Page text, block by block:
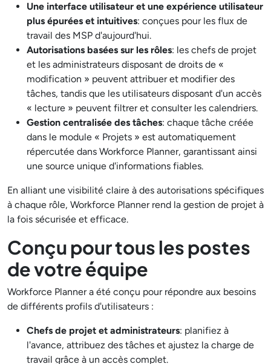
Une interface utilisateur et une expérience utilisateur
plus épurées et intuitives: conçues pour les flux de
travail des MSP d'aujourd'hui.
Autorisations basées sur les rôles: les chefs de projet
et les administrateurs disposant de droits de «
modification » peuvent attribuer et modifier des
tâches, tandis que les utilisateurs disposant d'un accès
« lecture » peuvent filtrer et consulter les calendriers.
Gestion centralisée des tâches: chaque tâche créée
dans le module « Projets » est automatiquement
répercutée dans Workforce Planner, garantissant ainsi
une source unique d'informations fiables.
En alliant une visibilité claire à des autorisations spécifiques
à chaque rôle, Workforce Planner rend la gestion de projet à
la fois sécurisée et efficace.
Conçu pour tous les postes
de votre équipe
Workforce Planner a été conçu pour répondre aux besoins
de différents profils d'utilisateurs :
Chefs de projet et administrateurs: planifiez à
l'avance, attribuez des tâches et ajustez la charge de
travail grâce à un accès complet.